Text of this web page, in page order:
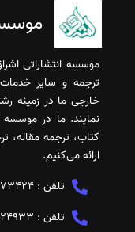
موسسه انتشاراتی
ترجمه و سایر
خارجی ما در زمینه
نمایند. ما در
کتاب، ترجمه مقاله،
ارائه می‌کنیم.
تلفن :
تلفن :